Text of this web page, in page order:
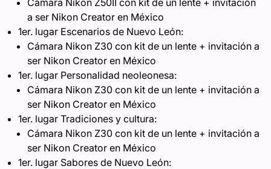
a ser Nikon Creator en México
1er. lugar Escenarios de Nuevo León:
Cámara Nikon Z30 con kit de un lente + invitación a
ser Nikon Creator en México
1er. lugar Personalidad neoleonesa:
Cámara Nikon Z30 con kit de un lente + invitación a
ser Nikon Creator en México
1er. lugar Tradiciones y cultura:
Cámara Nikon Z30 con kit de un lente + invitación a
ser Nikon Creator en México
1er. lugar Sabores de Nuevo León: